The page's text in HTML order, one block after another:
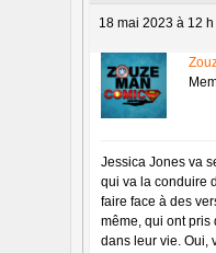
18 mai 2023 à 12
Jessica Jones va
qui va la conduire
faire face à des
même, qui ont pris
dans leur vie. Oui,